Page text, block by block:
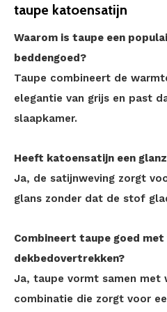
taupe katoensatijn
Waarom is taupe een
beddengoed?
Taupe combineert de
elegantie van grijs en past
slaapkamer.
Heeft katoensatijn een
Ja, de satijnweving zorgt
glans zonder dat de stof
Combineert taupe goed
dekbedovertrekken?
Ja, taupe vormt samen met
combinatie die zorgt voor